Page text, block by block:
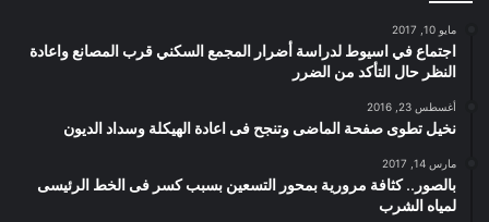
مايو 10, 2017
اجتماع في اسيوط لدراسة أضرار المجمع السكني قرب المصانع واعادة
النظر حال التأكد من الضرر
أغسطس 23, 2016
نخيل تطوى صفحة الماضى وتنجح فى اعادة الهيكلة وسداد الديون
مارس 14, 2017
بالصور.. كثافة مرورية بمحور التسعين بسبب كسر فى الخط الرئيسى
لمياه الشرب